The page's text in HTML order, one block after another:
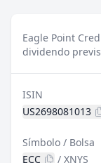
Eagle Point
dividendo
ISIN
US2698081013
Símbolo / Bolsa
ECC
/ XNYS